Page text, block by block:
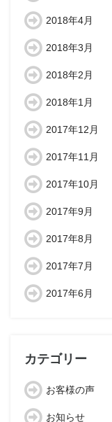
2018年4月
2018年3月
2018年2月
2018年1月
2017年12月
2017年11月
2017年10月
2017年9月
2017年8月
2017年7月
2017年6月
カテゴリー
お客様の声
お知らせ